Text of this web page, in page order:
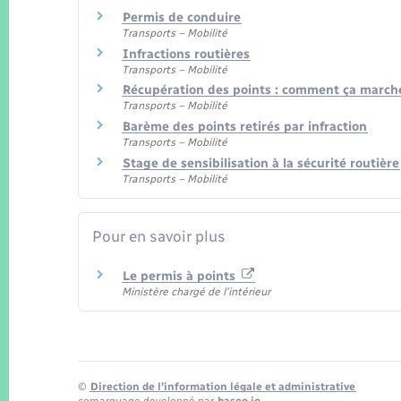
Permis de conduire
Transports – Mobilité
Infractions routières
Transports – Mobilité
Récupération des points : comment ça
Transports – Mobilité
Barème des points retirés par infraction
Transports – Mobilité
Stage de sensibilisation à la sécurité routière
Transports – Mobilité
Pour en savoir plus
Le permis à points
Ministère chargé de l'intérieur
© Direction de l’information légale et administrative